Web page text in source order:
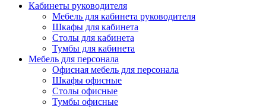
Кабинеты руководителя
Мебель для кабинета руководителя
Шкафы для кабинета
Столы для кабинета
Тумбы для кабинета
Мебель для персонала
Офисная мебель для персонала
Шкафы офисные
Столы офисные
Тумбы офисные